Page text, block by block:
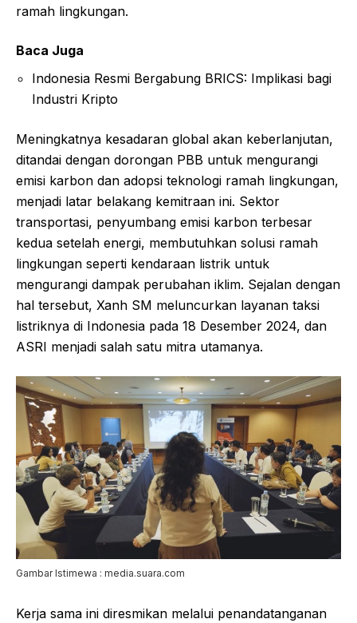
ramah lingkungan.
Baca Juga
Indonesia Resmi Bergabung BRICS: Implikasi bagi
Industri Kripto
Meningkatnya kesadaran global akan keberlanjutan,
ditandai dengan dorongan PBB untuk mengurangi
emisi karbon dan adopsi teknologi ramah lingkungan,
menjadi latar belakang kemitraan ini. Sektor
transportasi, penyumbang emisi karbon terbesar
kedua setelah energi, membutuhkan solusi ramah
lingkungan seperti kendaraan listrik untuk
mengurangi dampak perubahan iklim. Sejalan dengan
hal tersebut, Xanh SM meluncurkan layanan taksi
listriknya di Indonesia pada 18 Desember 2024, dan
ASRI menjadi salah satu mitra utamanya.
Gambar Istimewa : media.suara.com
Kerja sama ini diresmikan melalui penandatanganan